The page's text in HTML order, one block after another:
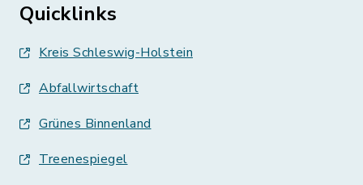
Quicklinks
Kreis Schleswig-Holstein
Abfallwirtschaft
Grünes Binnenland
Treenespiegel